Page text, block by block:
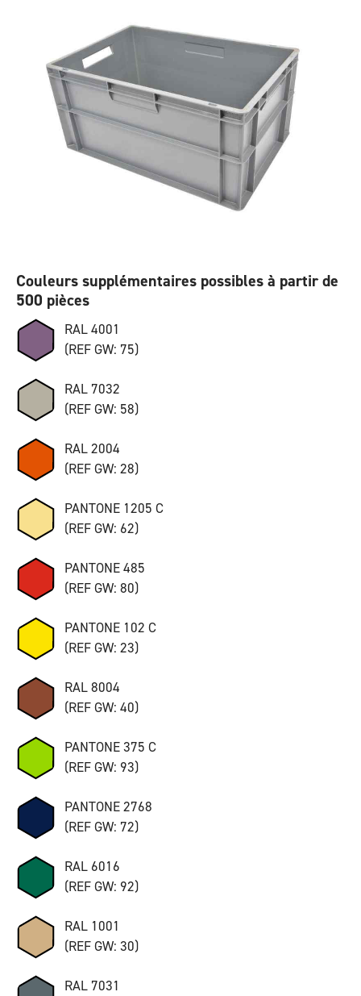
Couleurs supplémentaires possibles à partir de
500 pièces
RAL 4001
(REF GW: 75)
RAL 7032
(REF GW: 58)
RAL 2004
(REF GW: 28)
PANTONE 1205 C
(REF GW: 62)
PANTONE 485
(REF GW: 80)
PANTONE 102 C
(REF GW: 23)
RAL 8004
(REF GW: 40)
PANTONE 375 C
(REF GW: 93)
PANTONE 2768
(REF GW: 72)
RAL 6016
(REF GW: 92)
RAL 1001
(REF GW: 30)
RAL 7031